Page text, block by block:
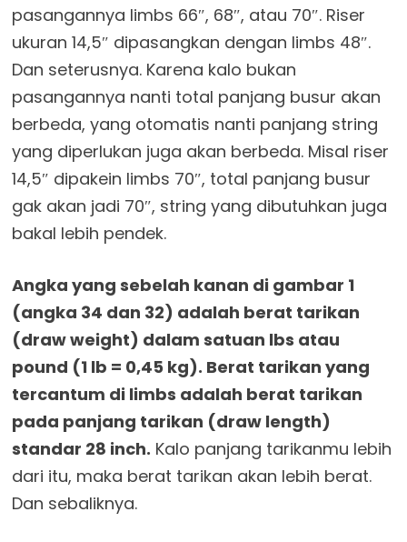
pasangannya limbs 66″, 68″, atau 70″. Riser
ukuran 14,5″ dipasangkan dengan limbs 48″.
Dan seterusnya. Karena kalo bukan
pasangannya nanti total panjang busur akan
berbeda, yang otomatis nanti panjang string
yang diperlukan juga akan berbeda. Misal riser
14,5″ dipakein limbs 70″, total panjang busur
gak akan jadi 70″, string yang dibutuhkan juga
bakal lebih pendek.
Angka yang sebelah kanan di gambar 1
(angka 34 dan 32) adalah berat tarikan
(draw weight) dalam satuan lbs atau
pound (1 lb = 0,45 kg). Berat tarikan yang
tercantum di limbs adalah berat tarikan
pada panjang tarikan (draw length)
standar 28 inch. Kalo panjang tarikanmu lebih
dari itu, maka berat tarikan akan lebih berat.
Dan sebaliknya.